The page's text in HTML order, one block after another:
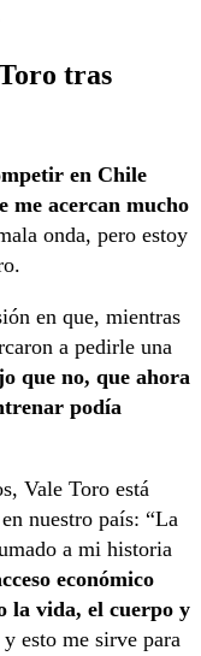
tras
en Chile
me acercan mucho
onda, pero estoy
en que, mientras
a pedirle una
que no, que ahora
podía
Vale Toro está
nuestro país: “La
a mi historia
económico
la vida, el cuerpo y
y esto me sirve para